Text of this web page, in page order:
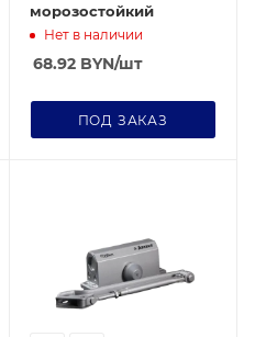
морозостойкий
Нет в наличии
68.92BYN/шт
ПОД ЗАКАЗ